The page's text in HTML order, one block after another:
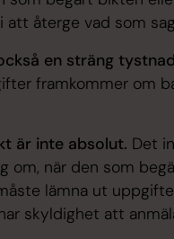
återge vad som
en sträng
framkommer om
är inte absolut. Det
om, när den som
lämna ut
skyldighet att